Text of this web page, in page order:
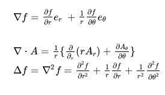
∇f = ∂f
∂r
er + 1
r
∂f
∂θ
eθ
∇ ・ A = 1
r { ∂
∂r
(rAr) + ∂Aθ
∂θ }
Δf = ∇2 f = ∂2 f
∂r2 + 1
r
∂f
∂r + 1
r2
∂2 f
∂θ2